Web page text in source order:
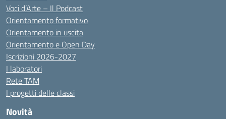
Voci d’Arte – Il Podcast
Orientamento formativo
Orientamento in uscita
Orientamento e Open Day
Iscrizioni 2026-2027
I laboratori
Rete TAM
I progetti delle classi
Novità